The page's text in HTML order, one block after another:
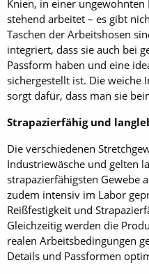
Knien, in einer
stehend arbeitet – es gibt
Taschen der Arbeitshosen
integriert, dass sie auch bei
Passform haben und eine
sichergestellt ist. Die weiche
sorgt dafür, dass man sie
Strapazierfähig und
Die verschiedenen
Industriewäsche und gelten
strapazierfähigsten Gewebe
zudem intensiv im Labor
Reißfestigkeit und
Gleichzeitig werden die
realen Arbeitsbedingungen
Details und Passformen